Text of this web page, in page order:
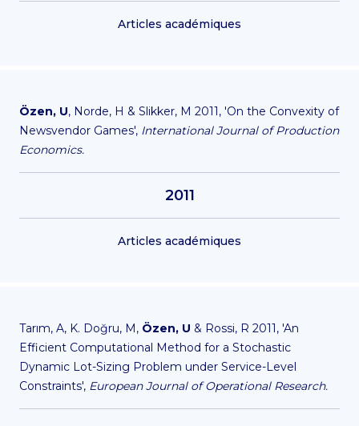
Articles académiques
Özen, U, Norde, H & Slikker, M 2011, 'On the Convexity of
Newsvendor Games', International Journal of Production
Economics.
2011
Articles académiques
Tarım, A, K. Doğru, M, Özen, U & Rossi, R 2011, 'An
Efficient Computational Method for a Stochastic
Dynamic Lot-Sizing Problem under Service-Level
Constraints', European Journal of Operational Research.